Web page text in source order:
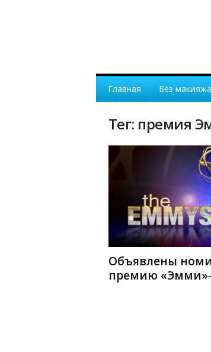
Главная Без макияжа
Тег: премия
Объявлены
премию